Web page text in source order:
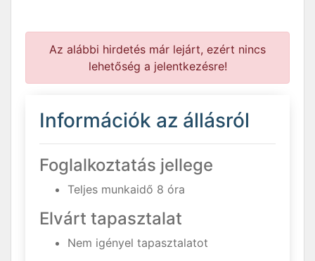
Az alábbi hirdetés már lejárt, ezért nincs
lehetőség a jelentkezésre!
Információk az állásról
Foglalkoztatás jellege
Teljes munkaidő 8 óra
Elvárt tapasztalat
Nem igényel tapasztalatot